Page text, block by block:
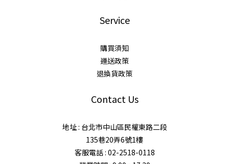
Service
購買須知
運送政策
退換貨政策
Contact Us
地址 : 台北市中山區民權東路二段
135巷20弄6號1樓
客服電話 : 02-2518-0118